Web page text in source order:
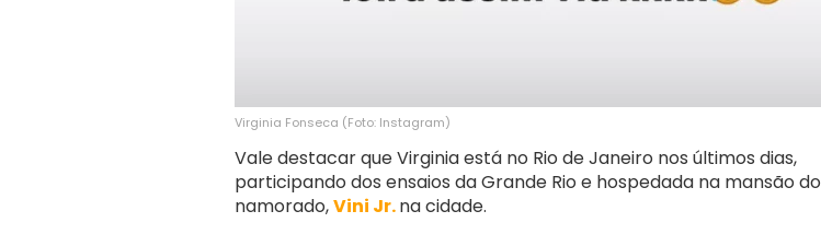
Virginia Fonseca (Foto: Instagram)
Vale destacar que Virginia está no Rio de Janeiro nos últimos dias,
participando dos ensaios da Grande Rio e hospedada na mansão do
namorado,Vini Jr.na cidade.